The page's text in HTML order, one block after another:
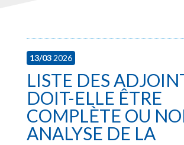
13/032026
LISTE DES
DOIT-ELLE ÊTRE
COMPLÈTE OU
ANALYSE DE LA